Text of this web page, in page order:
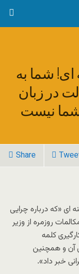
شما به
در زبان
Share
«که درباره چرایی
روزمره از وزیر
کلمه
آن و همچنین
خبر داد».